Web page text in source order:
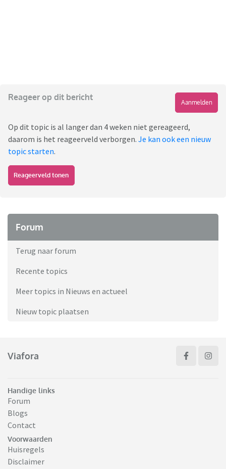
Reageer op dit bericht
Aanmelden
Op dit topic is al langer dan 4 weken niet gereageerd,
daarom is het reageerveld verborgen. Je kan ook een nieuw
topic starten.
Reageerveld tonen
Forum
Terug naar forum
Recente topics
Meer topics in Nieuws en actueel
Nieuw topic plaatsen
Viafora
Handige links
Forum
Blogs
Contact
Voorwaarden
Huisregels
Disclaimer